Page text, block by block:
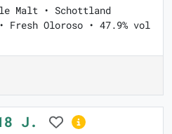
Malt • Schottland
Fresh Oloroso • 47.9% vol
J.